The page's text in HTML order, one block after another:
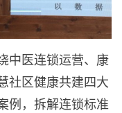
中医连锁运营、康
社区健康共建四大
例，拆解连锁标准